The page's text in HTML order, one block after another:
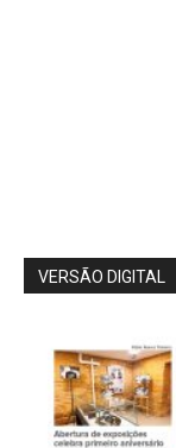
VERSÃO DIGITAL